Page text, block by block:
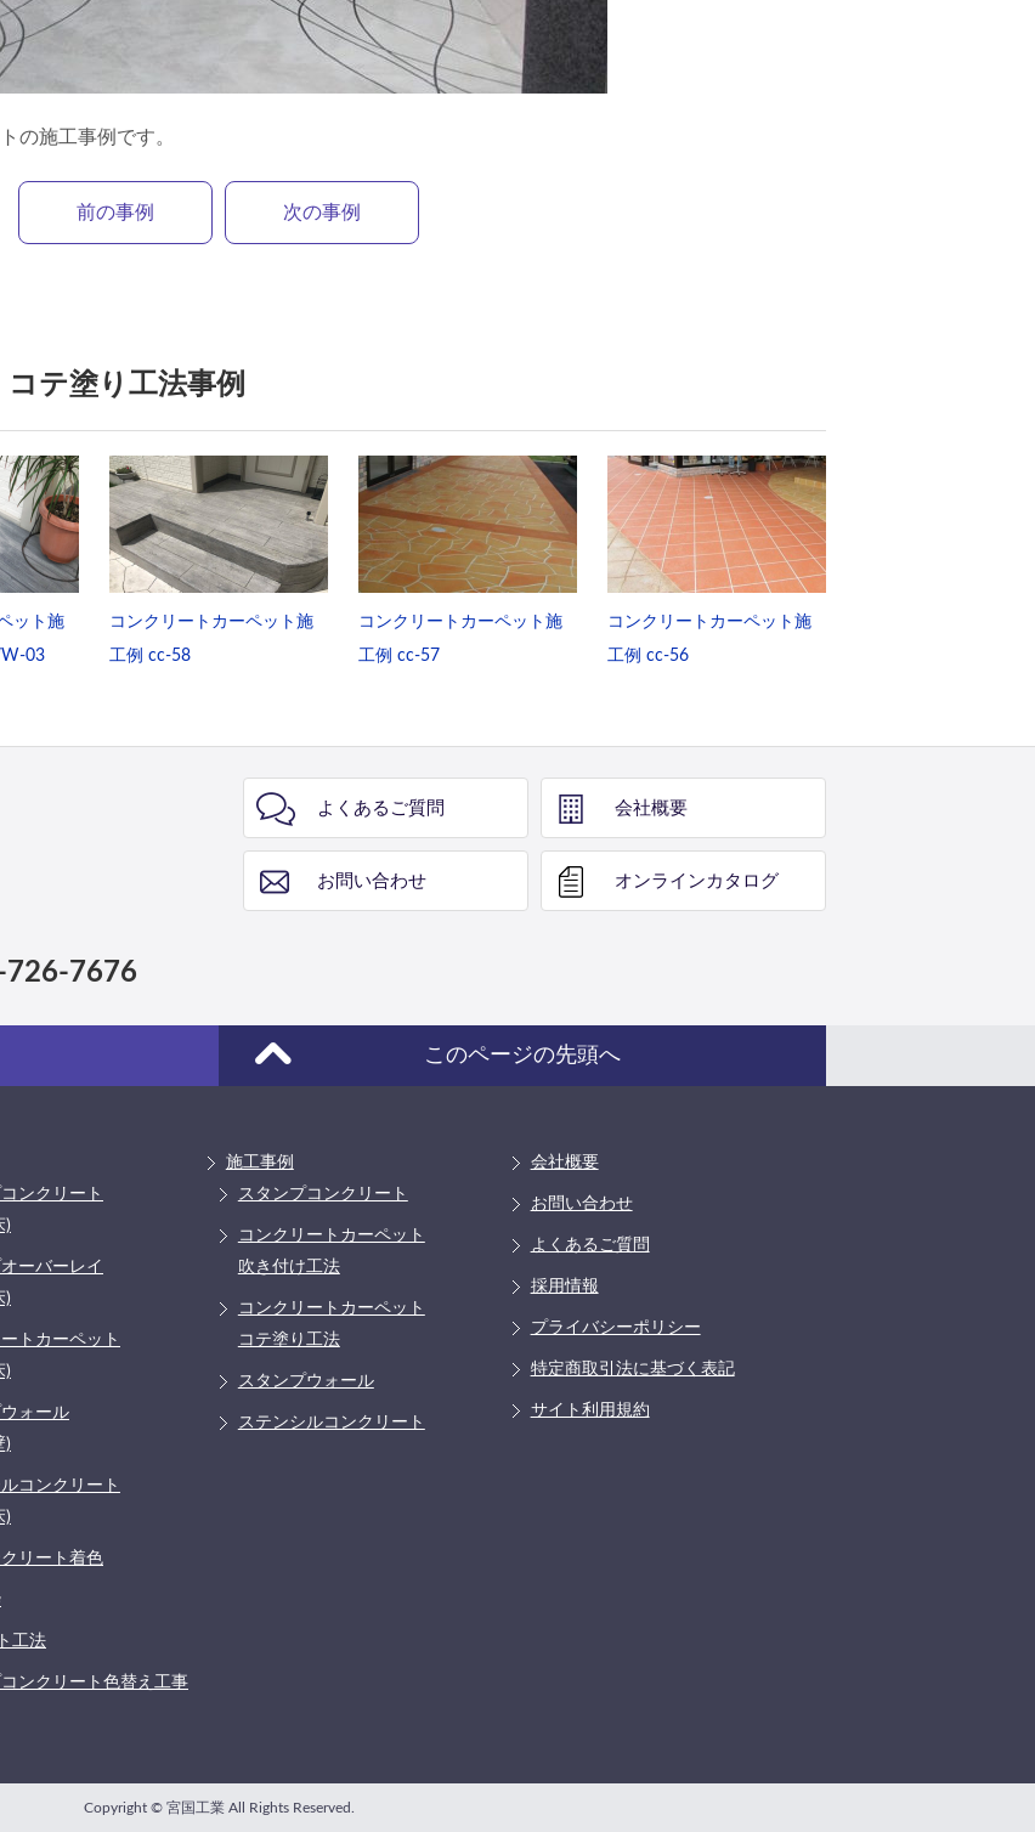
の施工事例です。
前の事例 次の事例
テ塗り工法事例
ット施
03
コンクリートカーペット施
工例 cc-58
コンクリートカーペット施
工例 cc-57
コンクリートカーペット施
工例 cc-56
726-7676
よくあるご質問 会社概要
お問い合わせ オンライン カタログ
このページの先頭へ
ンクリート
)
ーバーレイ
)
トカーペット
)
ォール
)
コンクリート
)
リート着色
工法
ンクリート色替え工事
施工事例
スタンプコンクリート
コンクリートカーペット
吹き付け工法
コンクリートカーペット
コテ塗り工法
スタンプウォール
ステンシルコンクリート
会社概要
お問い合わせ
よくあるご質問
採用情報
プライバシーポリシー
特定商取引法に基づく表記
サイト利用規約
Copyright © 宮国工業 All Rights Reserved.